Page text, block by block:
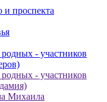
и проспекта
- участников
- участников
Михаила